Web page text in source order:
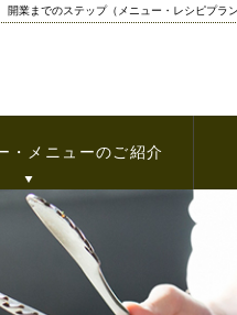
開業までのステップ（メニュー・レシピプラ
・メニューのご紹介